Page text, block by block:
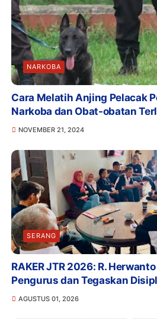
NARKOBA
Cara Melatih Anjing Pelacak
Narkoba dan Obat-obatan
NOVEMBER 21, 2024
SERANG
RAKER JTR 2026: R.
Pengurus dan Tegaskan
AGUSTUS 01, 2026